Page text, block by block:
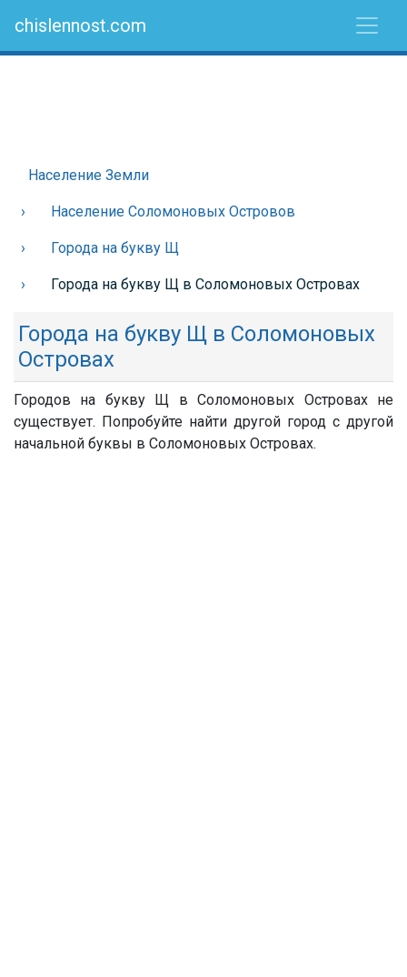
chislennost.com
Население Земли
Население Соломоновых Островов
Города на букву Щ
Города на букву Щ в Соломоновых Островах
Города на букву Щ в Соломоновых
Островах
Городов на букву Щ в Соломоновых Островах не
существует. Попробуйте найти другой город с другой
начальной буквы в Соломоновых Островах.